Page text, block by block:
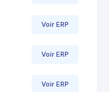
Voir ERP
Voir ERP
Voir ERP